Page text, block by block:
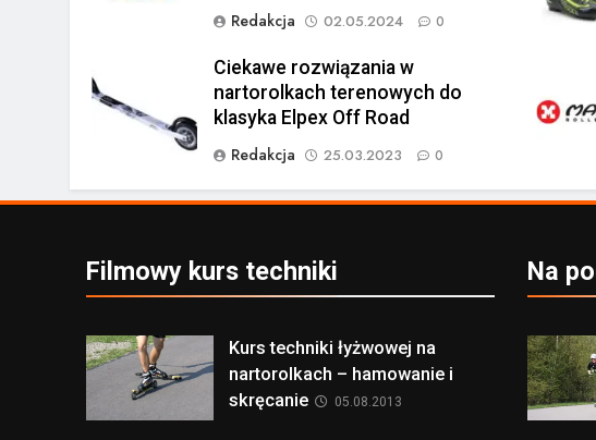
Redakcja
02.05.2024 0
Ciekawe rozwiązania w
nartorolkach terenowych do
klasyka Elpex Off Road
Redakcja
25.03.2023 0
Filmowy kurs techniki
Kurs techniki łyżwowej na
nartorolkach – hamowanie i
skręcanie
05.08.2013
Na